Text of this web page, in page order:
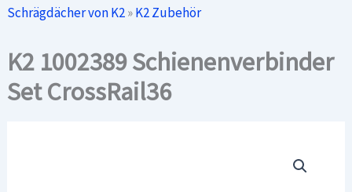
Schrägdächer von K2»K2 Zubehör
K2 1002389 Schienenverbinder
Set CrossRail36